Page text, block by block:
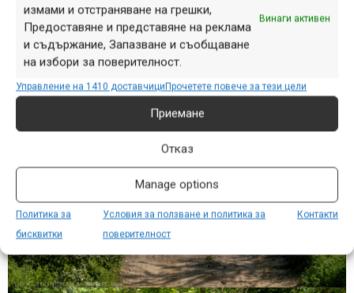
измами и отстраняване на грешки,
Предоставяне и представяне на реклама
и съдържание, Запазване и съобщаване
на избори за поверителност.
Винаги активен
Управление на 1410 доставчициПрочетете повече за тези цели
Приемане
Отказ
Manage options
Политика за
бисквитки
Условия за ползване и политика за
поверителност
Контакти